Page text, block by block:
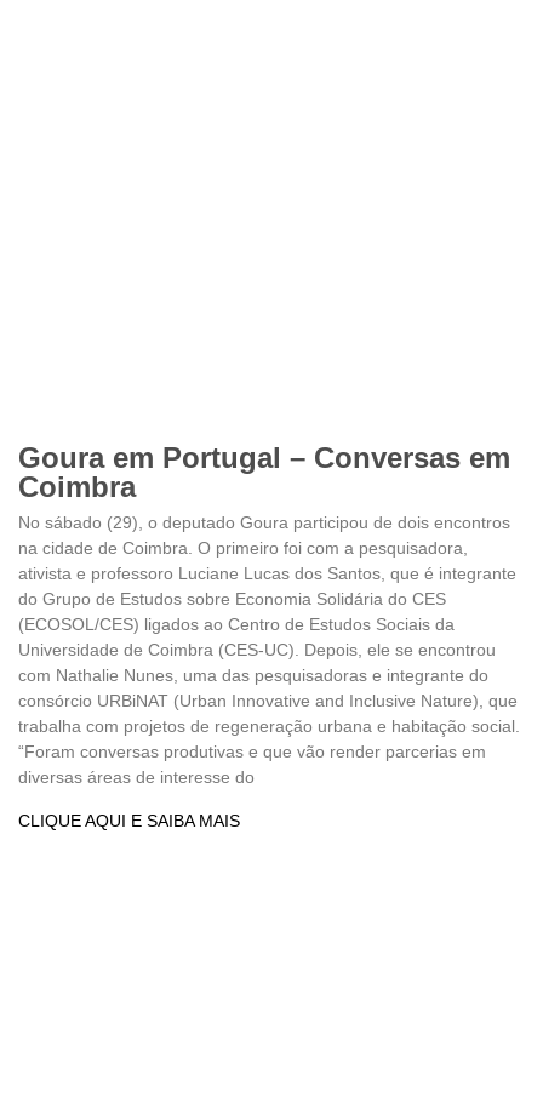
Goura em Portugal – Conversas em
Coimbra
No sábado (29), o deputado Goura participou de dois encontros
na cidade de Coimbra. O primeiro foi com a pesquisadora,
ativista e professoro Luciane Lucas dos Santos, que é integrante
do Grupo de Estudos sobre Economia Solidária do CES
(ECOSOL/CES) ligados ao Centro de Estudos Sociais da
Universidade de Coimbra (CES-UC). Depois, ele se encontrou
com Nathalie Nunes, uma das pesquisadoras e integrante do
consórcio URBiNAT (Urban Innovative and Inclusive Nature), que
trabalha com projetos de regeneração urbana e habitação social.
“Foram conversas produtivas e que vão render parcerias em
diversas áreas de interesse do
CLIQUE AQUI E SAIBA MAIS